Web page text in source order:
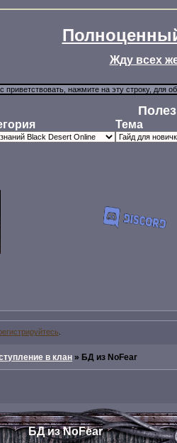
Жду всех
Тема
в клан »БД из NoFear
БД из NoFear